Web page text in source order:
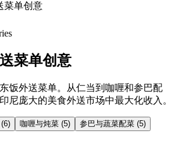
菜单创意
菜单创意
饭外送菜单。从仁当到咖喱和参巴配
尼庞大的美食外送市场中最大化收入。
(6) 咖喱与炖菜 (5) 参巴与蔬菜配菜 (5)